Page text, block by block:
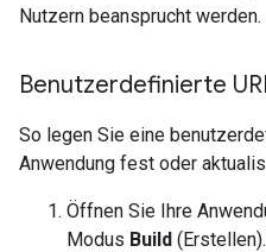
Nutzern beansprucht werden.
Benutzerdefinierte
So legen Sie eine
Anwendung fest oder
Öffnen Sie Ihre
Modus Build (Erstellen).